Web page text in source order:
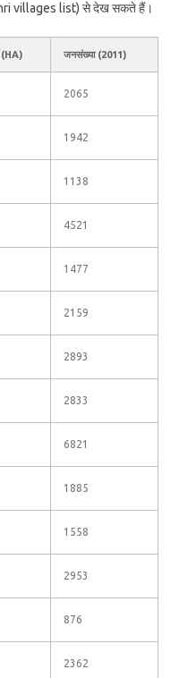
villages list) से देख सकते हैं।
(HA) जनसंख्या (2011)
2065
1942
1138
4521
1477
2159
2893
2833
6821
1885
1558
2953
876
2362